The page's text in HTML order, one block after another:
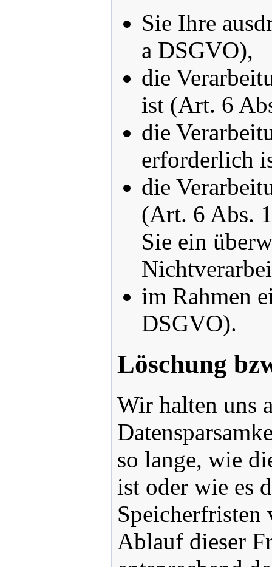
Sie Ihre
a DSGVO),
die
ist (Art. 6
die
erforderlich
die
(Art. 6 Abs.
Sie ein
im Rahmen
DSGVO).
Löschung
Wir halten uns
so lange, wie
ist oder wie es
Speicherfristen
Ablauf dieser